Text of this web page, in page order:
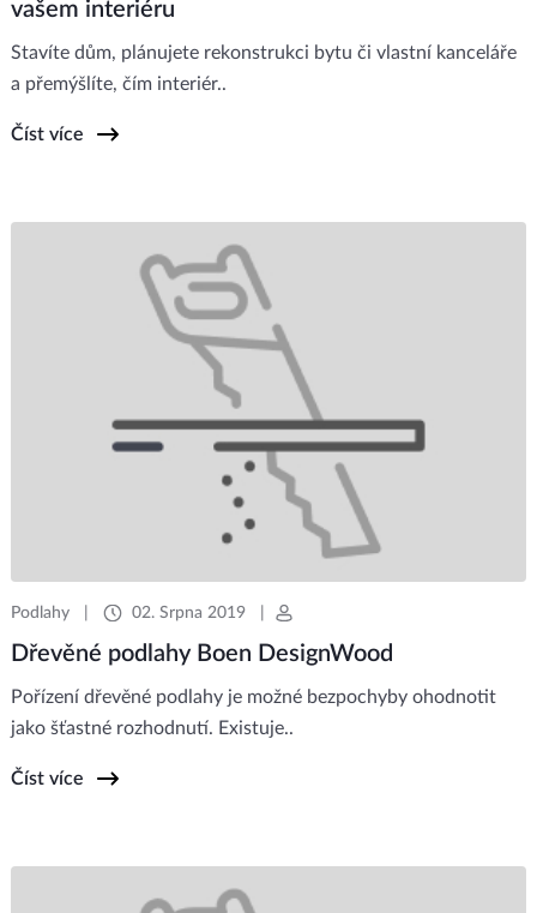
vašem interiéru
Stavíte dům, plánujete rekonstrukci bytu či vlastní kanceláře
a přemýšlíte, čím interiér..
Číst více
Podlahy| 02. Srpna 2019|
Dřevěné podlahy Boen DesignWood
Pořízení dřevěné podlahy je možné bezpochyby ohodnotit
jako šťastné rozhodnutí. Existuje..
Číst více